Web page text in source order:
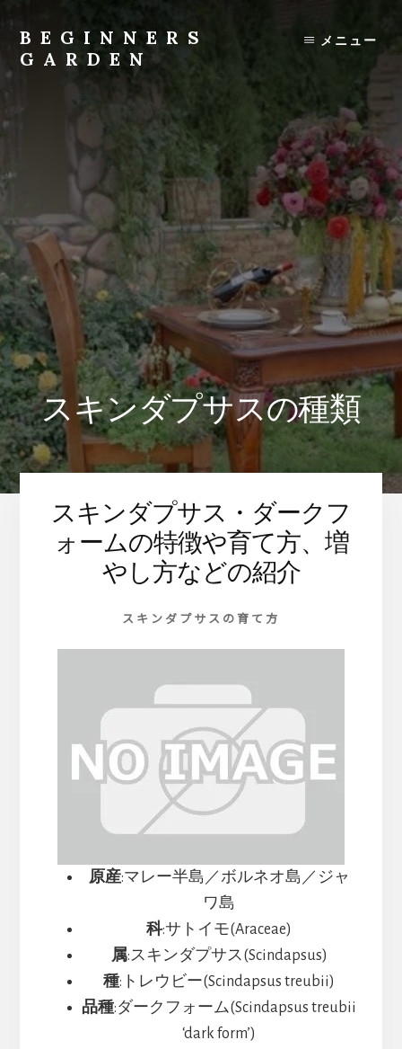
content
BEGINNERS
GARDEN
て
方
の
紹
介
を
行
い
ま
す
メニュー
スキンダプサスの種類
スキンダプサス・ダークフ
ォームの特徴や育て方、増
やし方などの紹介
スキンダプサスの育て方
原産:マレー半島／ボルネオ島／ジャ
ワ島
科:サトイモ(Araceae)
属:スキンダプサス(Scindapsus)
種:トレウビー(Scindapsus treubii)
品種:ダークフォーム(Scindapsus treubii
‘dark form’)